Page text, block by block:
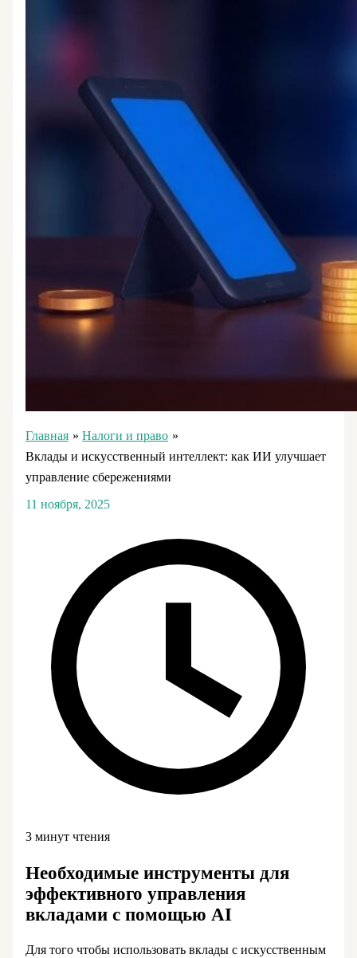
Главная
Налоги и право
Вклады и искусственный интеллект: как ИИ улучшает
управление сбережениями
11 ноября, 2025
3 минут чтения
Необходимые инструменты для
эффективного управления
вкладами с помощью AI
Для того чтобы использовать вклады с искусственным